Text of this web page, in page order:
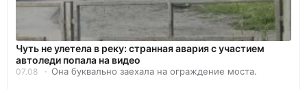
Чуть не улетела в реку: странная авария с участием
автоледи попала на видео
07.08 Она буквально заехала на ограждение моста.